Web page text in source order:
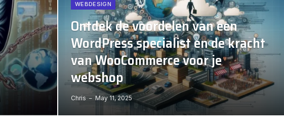
WEBDESIGN
Ontdek de voordelen van een
WordPress specialist en de kracht
van WooCommerce voor je
webshop
Chris May 11, 2025